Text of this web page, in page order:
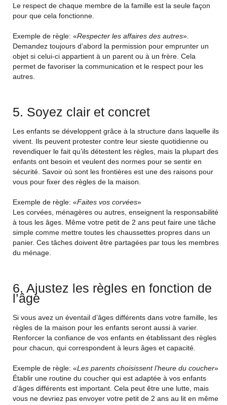
Le respect de chaque membre de la famille est la seule façon
pour que cela fonctionne.
Exemple de règle: «Respecter les affaires des autres».
Demandez toujours d’abord la permission pour emprunter un
objet si celui-ci appartient à un parent ou à un frère. Cela
permet de favoriser la communication et le respect pour les
autres.
5. Soyez clair et concret
Les enfants se développent grâce à la structure dans laquelle ils
vivent. Ils peuvent protester contre leur sieste quotidienne ou
revendiquer le fait qu’ils détestent les règles, mais la plupart des
enfants ont besoin et veulent des normes pour se sentir en
sécurité. Savoir où sont les frontières est une des raisons pour
vous pour fixer des règles de la maison.
Exemple de règle: «Faites vos corvées»
Les corvées, ménagères ou autres, enseignent la responsabilité
à tous les âges. Même votre petit de 2 ans peut faire une tâche
simple comme mettre toutes les chaussettes propres dans un
panier. Ces tâches doivent être partagées par tous les membres
du ménage.
6. Ajustez les règles en fonction de
l’âge
Si vous avez un éventail d’âges différents dans votre famille, les
règles de la maison pour les enfants seront aussi à varier.
Renforcer la confiance de vos enfants en établissant des règles
pour chacun, qui correspondent à leurs âges et capacité.
Exemple de règle: «Les parents choisissent l’heure du coucher»
Établir une routine du coucher qui est adaptée à vos enfants
d’âges différents est important. Cela peut être une lutte, mais
vous ne devriez pas envoyer votre petit de 2 ans au lit en même